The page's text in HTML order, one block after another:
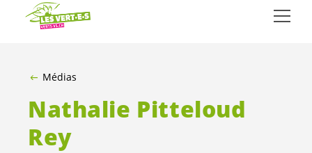
Médias
Nathalie Pitteloud
Rey